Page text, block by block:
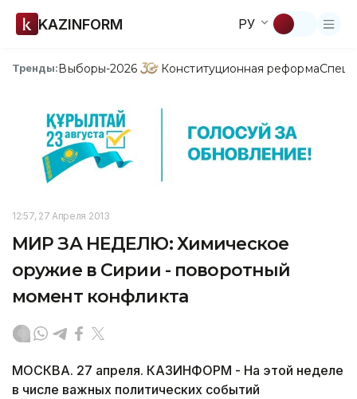
KAZINFORM РУ
Тренды:Выборы-2026 Конституционная реформа
12:57, 27 Апреля 2013
МИР ЗА НЕДЕЛЮ: Химическое
оружие в Сирии - поворотный
момент конфликта
МОСКВА. 27 апреля. КАЗИНФОРМ - На этой неделе
в числе важных политических событий